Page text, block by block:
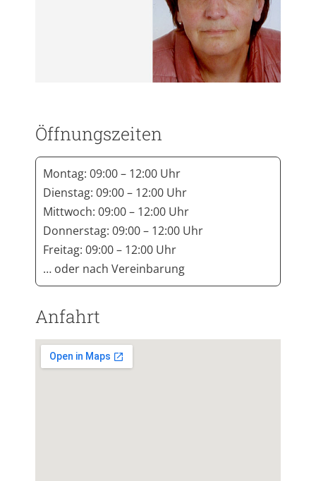
Öffnungszeiten
Montag: 09:00 – 12:00 Uhr
Dienstag: 09:00 – 12:00 Uhr
Mittwoch: 09:00 – 12:00 Uhr
Donnerstag: 09:00 – 12:00 Uhr
Freitag: 09:00 – 12:00 Uhr
… oder nach Vereinbarung
Anfahrt